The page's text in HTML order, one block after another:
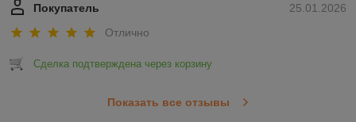
25.01.2026
Покупатель
Отлично
Сделка подтверждена через корзину
Показать все отзывы